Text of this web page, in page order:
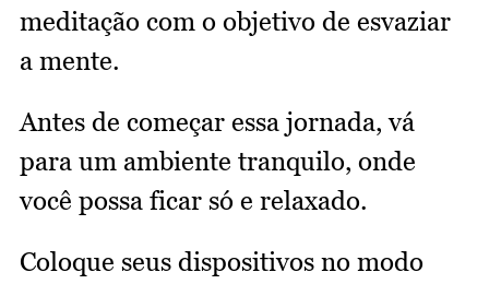
meditação com o objetivo de esvaziar
a mente.
Antes de começar essa jornada, vá
para um ambiente tranquilo, onde
você possa ficar só e relaxado.
Coloque seus dispositivos no modo